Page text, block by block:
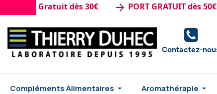
Gratuit dès 30€ arrow_forward PORT GRATUIT dès 50€
Contactez-
Compléments Alimentaires Aromathérapie